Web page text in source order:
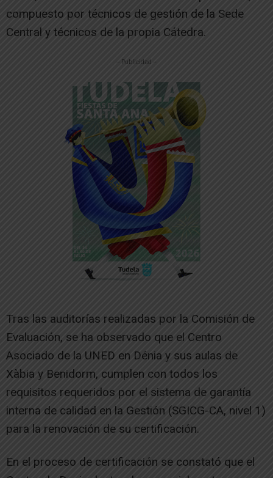
compuesto por técnicos de gestión de la Sede
Central y técnicos de la propia Cátedra.
-- Publicidad --
Tras las auditorías realizadas por la Comisión de
Evaluación, se ha observado que el Centro
Asociado de la UNED en Dénia y sus aulas de
Xàbia y Benidorm, cumplen con todos los
requisitos requeridos por el sistema de garantía
interna de calidad en la Gestión (SGICG-CA, nivel 1)
para la renovación de su certificación.
En el proceso de certificación se constató que el